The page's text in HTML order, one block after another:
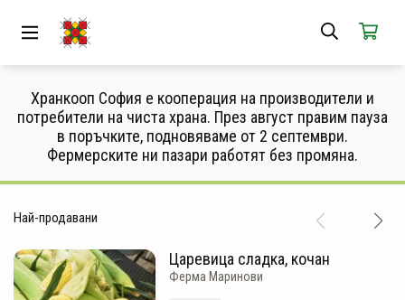
КАК РАБОТИ
ПОПУЛЯРНИ ПРОДУКТИ
ПРОИЗВОДИТЕЛИ
КАМПАНИИ
Хранкооп София е кооперация на производители и
потребители на чиста храна. През август правим пауза
в поръчките, подновяваме от 2 септември.
Фермерските ни пазари работят без промяна.
Най-продавани
Царевица сладка, кочан
Ферма Маринови